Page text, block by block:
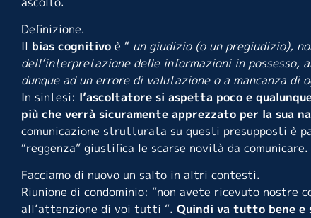
Definizione.
Il bias cognitivo è “ un giudizio (o un pregiudizio),
dell’interpretazione delle informazioni in possesso,
dunque ad un errore di valutazione o a mancanza
In sintesi: l’ascoltatore si aspetta poco e
più che verrà sicuramente apprezzato per la sua
comunicazione strutturata su questi presupposti è
“reggenza” giustifica le scarse novità da comunicare.
Facciamo di nuovo un salto in altri contesti.
Riunione di condominio: “non avete ricevuto nostre
all’attenzione di voi tutti “. Quindi va tutto bene e